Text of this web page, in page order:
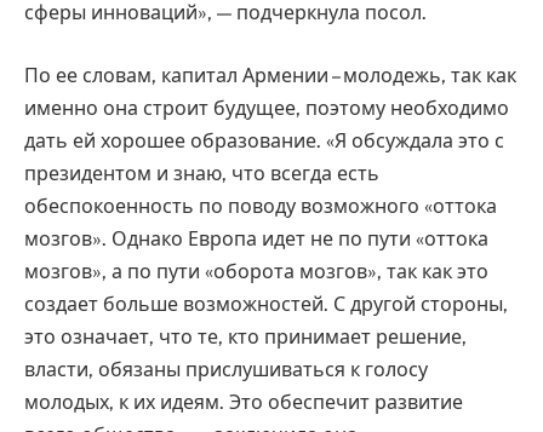
сферы инноваций», — подчеркнула посол.
По ее словам, капитал Армении – молодежь, так как
именно она строит будущее, поэтому необходимо
дать ей хорошее образование. «Я обсуждала это с
президентом и знаю, что всегда есть
обеспокоенность по поводу возможного «оттока
мозгов». Однако Европа идет не по пути «оттока
мозгов», а по пути «оборота мозгов», так как это
создает больше возможностей. С другой стороны,
это означает, что те, кто принимает решение,
власти, обязаны прислушиваться к голосу
молодых, к их идеям. Это обеспечит развитие